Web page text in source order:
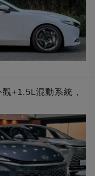
+1.5L混動系統，